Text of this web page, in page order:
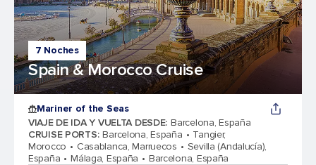
7 Noches
Spain & Morocco Cruise
Mariner of the Seas
VIAJE DE IDA Y VUELTA DESDE: Barcelona, España
CRUISE PORTS: Barcelona, España
Tangier,
Morocco
Casablanca, Marruecos
Sevilla (Andalucía),
España
Málaga, España Barcelona, España